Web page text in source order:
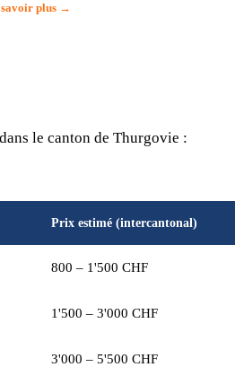
plus →
le canton de Thurgovie :
Prix estimé (intercantonal)
800 – 1'500 CHF
1'500 – 3'000 CHF
3'000 – 5'500 CHF